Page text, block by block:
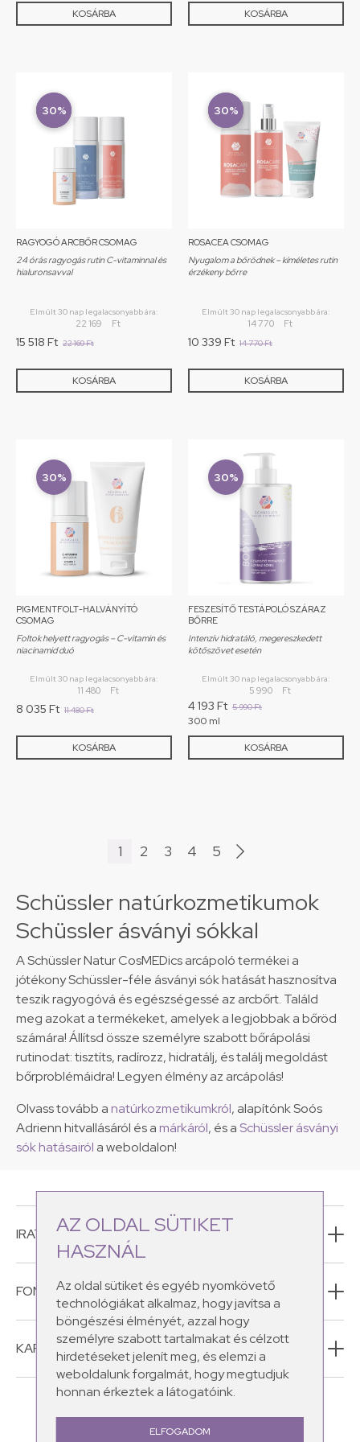
AZ OLDAL SÜTIKET
HASZNÁL
Az oldal sütiket és egyéb nyomkövető
technológiákat alkalmaz, hogy javítsa a
böngészési élményét, azzal hogy
személyre szabott tartalmakat és célzott
hirdetéseket jelenít meg, és elemzi a
weboldalunk forgalmát, hogy megtudjuk
honnan érkeztek a látogatóink.
ELFOGADOM
KOSÁRBA KOSÁRBA
New!
30%
RAGYOGÓ ARCBŐR CSOMAG
24 órás ragyogás rutin C-vitaminnal és
hialuronsavval
KOSÁRBA
Elmúlt 30 nap legalacsonyabb ára:
22 169 Ft
22 169Ft
15 518 Ft
New!
30%
ROSACEA CSOMAG
Nyugalom a bőrödnek – kíméletes rutin
érzékeny bőrre
KOSÁRBA
Elmúlt 30 nap legalacsonyabb ára:
14 770 Ft
14 770Ft
10 339 Ft
30%
PIGMENTFOLT-HALVÁNYÍTÓ
CSOMAG
Foltok helyett ragyogás – C-vitamin és
niacinamid duó
KOSÁRBA
Elmúlt 30 nap legalacsonyabb ára:
11 480 Ft
11 480Ft
8 035 Ft
30%
FESZESÍTŐ TESTÁPOLÓ SZÁRAZ
BŐRRE
Intenzív hidratáló, megereszkedett
kötőszövet esetén
KOSÁRBA
Elmúlt 30 nap legalacsonyabb ára:
5 990 Ft
5 990Ft
4 193 Ft
300 ml
1 2 3 4 5
Schüssler natúrkozmetikumok
Schüssler ásványi sókkal
A Schüssler Natur CosMEDics arcápoló termékei a
jótékony Schüssler-féle ásványi sók hatását hasznosítva
teszik ragyogóvá és egészségessé az arcbőrt. Találd
meg azokat a termékeket, amelyek a legjobbak a bőröd
számára! Állítsd össze személyre szabott bőrápolási
rutinodat: tisztíts, radírozz, hidratálj, és találj megoldást
bőrproblémáidra! Legyen élmény az arcápolás!
Olvass tovább anatúrkozmetikumkról, alapítónk Soós
Adrienn hitvallásáról és amárkáról, és a Schüssler ásványi
sók hatásairól a weboldalon!
IRATKOZZ FEL HÍRLEVELÜNKRE!
FONTOS INFORMÁCIÓK
KAPCSOLAT